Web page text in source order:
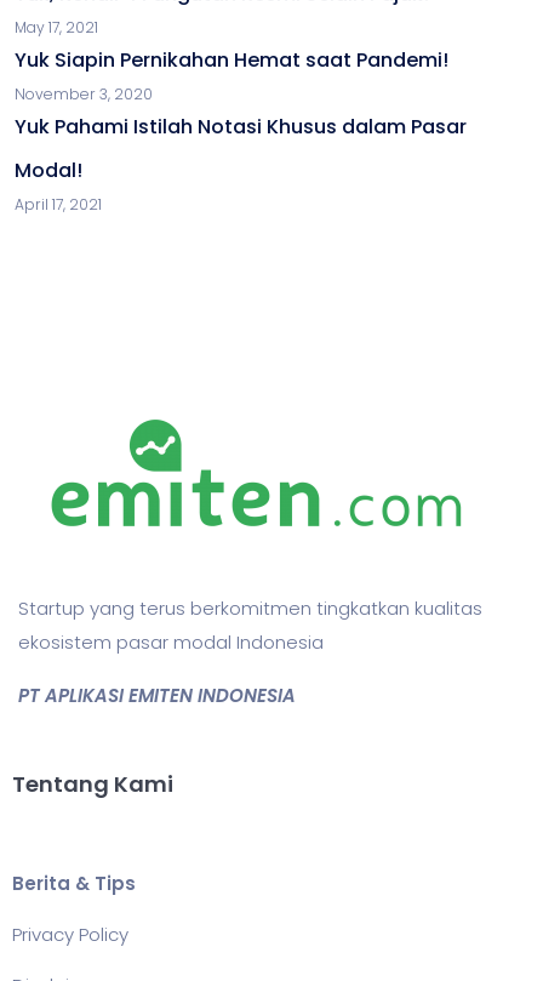
May 17, 2021
Yuk Siapin Pernikahan Hemat saat Pandemi!
November 3, 2020
Yuk Pahami Istilah Notasi Khusus dalam Pasar
Modal!
April 17, 2021
Startup yang terus berkomitmen tingkatkan kualitas
ekosistem pasar modal Indonesia
PT APLIKASI EMITEN INDONESIA
Tentang Kami
Berita & Tips
Privacy Policy